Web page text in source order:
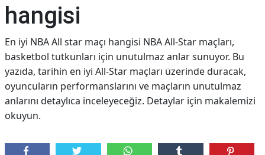
hangisi
En iyi NBA All star maçı hangisi NBA All-Star maçları,
basketbol tutkunları için unutulmaz anlar sunuyor. Bu
yazıda, tarihin en iyi All-Star maçları üzerinde duracak,
oyuncuların performanslarını ve maçların unutulmaz
anlarını detaylıca inceleyeceğiz. Detaylar için makalemizi
okuyun.